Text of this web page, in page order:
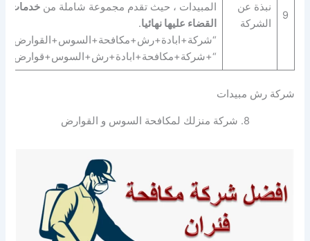
9
نبذة عن
الشركة
المبيدات ، حيث تقدم مجموعة شاملة من خدمات
القضاء عليها نهائيا.
شركة رش مبيدات
8. شركة منزلك لمكافحة السوس و القوارض